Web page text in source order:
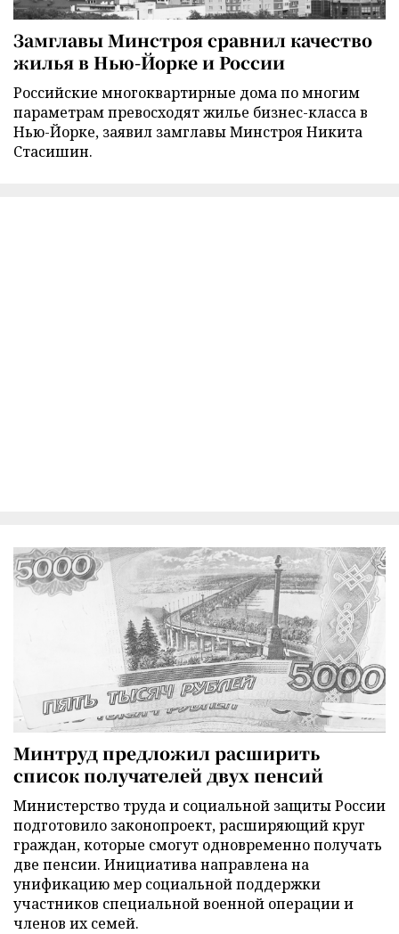
Замглавы Минстроя сравнил качество
жилья в Нью-Йорке и России
Российские многоквартирные дома по многим
параметрам превосходят жилье бизнес-класса в
Нью-Йорке, заявил замглавы Минстроя Никита
Стасишин.
Минтруд предложил расширить
список получателей двух пенсий
Министерство труда и социальной защиты России
подготовило законопроект, расширяющий круг
граждан, которые смогут одновременно получать
две пенсии. Инициатива направлена на
унификацию мер социальной поддержки
участников специальной военной операции и
членов их семей.